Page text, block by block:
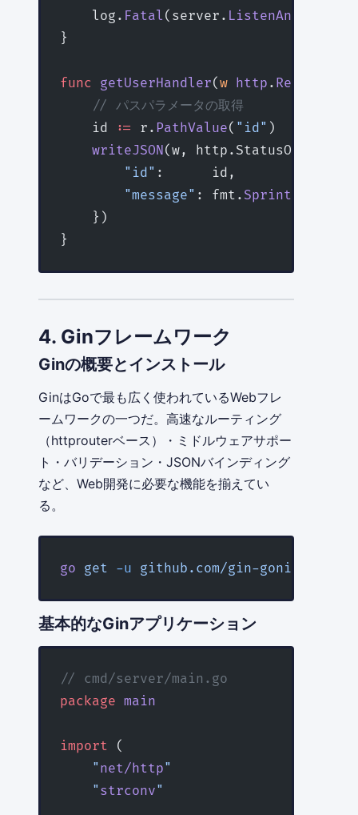
    log.
Fatal (server. ListenAndServe
}
func getUserHandler( w http .
    // パスパラメータの取得
    id
:= r. PathValue( "id" )
    writeJSON
(w, http.StatusOK,
        "id"
:      id,
        "message"
: fmt. Sprintf
    })
}
4. Ginフレームワーク
Ginの概要とインストール
GinはGoで最も広く使われているWebフレ
ームワークの一つだ。高速なルーティング
（httprouterベース）・ミドルウェアサポー
ト・バリデーション・JSONバインディング
など、Web開発に必要な機能を揃えてい
る。
go get -u github.com/gin-gonic/gin
基本的なGinアプリケーション
// cmd/server/main.go
package main
import (
    "
net/http"
    "
strconv"